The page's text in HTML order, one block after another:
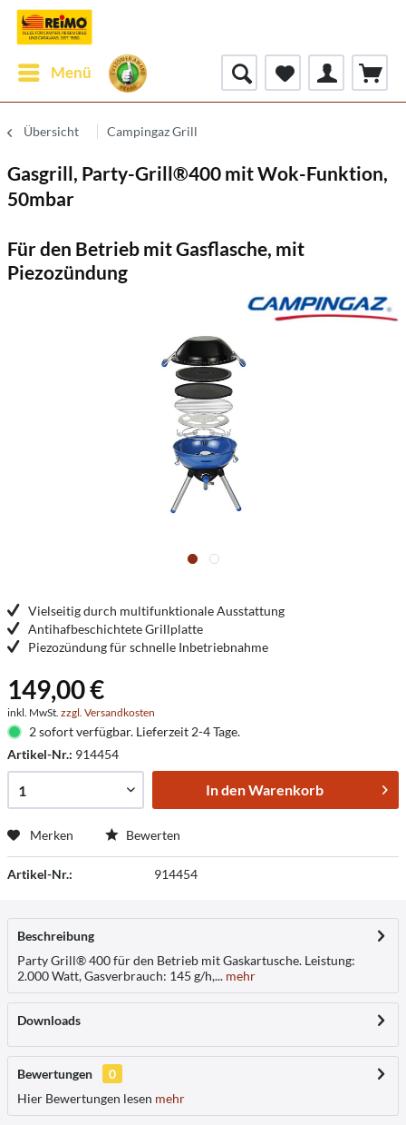
Menü
Übersicht Campingaz Grill
Gasgrill, Party-Grill®400 mit Wok-Funktion,
50mbar
Für den Betrieb mit Gasflasche, mit
Piezozündung
Vielseitig durch multifunktionale Ausstattung
Antihafbeschichtete Grillplatte
Piezozündung für schnelle Inbetriebnahme
149,00 €
inkl. MwSt. zzgl. Versandkosten
2 sofort verfügbar. Lieferzeit 2-4 Tage.
Artikel-Nr.: 914454
In denWarenkorb
Merken Bewerten
Artikel-Nr.: 914454
Beschreibung
Party Grill® 400 für den Betrieb mit Gaskartusche. Leistung:
2.000 Watt, Gasverbrauch: 145 g/h,... mehr
Downloads
Bewertungen
0
Hier Bewertungen lesen mehr